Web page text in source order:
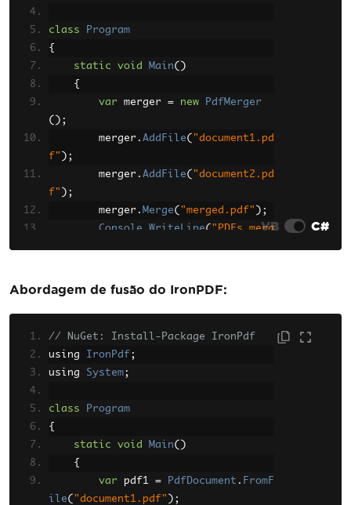
class
Program
{
static
void Main()
{
var merger = new
PdfMerger
();
        merger
. AddFile( "document1.pd
f" );
        merger
. AddFile( "document2.pd
f" );
        merger
. Merge( "merged.pdf" );
Console
WriteLine( "PDFs merg
}
VB C#
Abordagem de fusão do IronPDF:
// NuGet: Install-Package IronPdf
using IronPdf ;
using System;
class
Program
{
static
void Main()
{
var pdf1 = PdfDocument . FromF
ile( "document1.pdf" );